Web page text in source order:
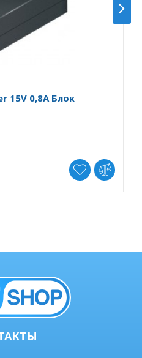
15V 0,8A Блок